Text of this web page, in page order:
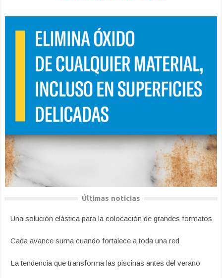
Últimas noticias
Una solución elástica para la colocación de grandes formatos
Cada avance suma cuando fortalece a toda una red
La tendencia que transforma las piscinas antes del verano